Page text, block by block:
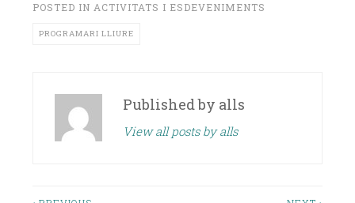
POSTED IN ACTIVITATS I ESDEVENIMENTS
PROGRAMARI LLIURE
Published by alls
View all posts by alls